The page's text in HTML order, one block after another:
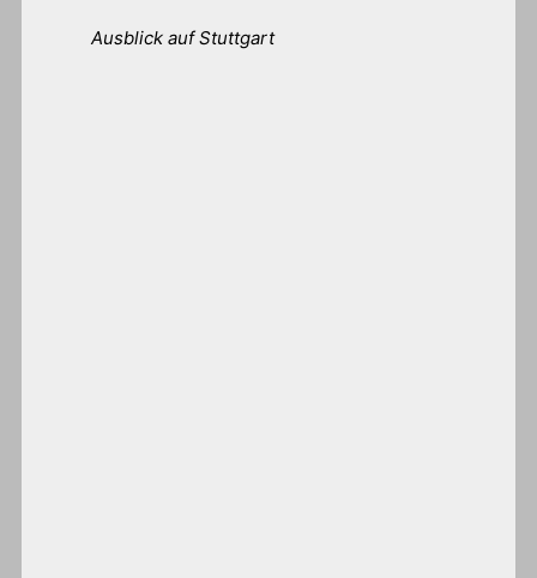
Ausblick auf Stuttgart